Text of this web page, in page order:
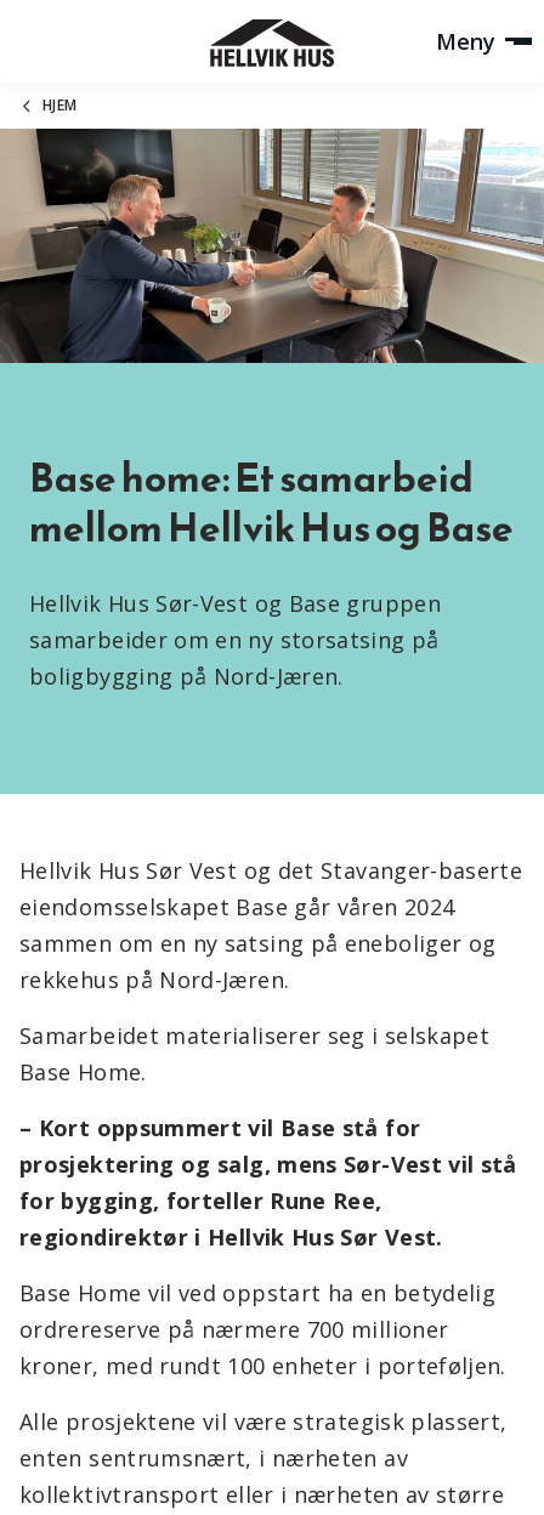
Meny
HJEM
Base home: Et samarbeid
mellom Hellvik Hus og Base
Hellvik Hus Sør-Vest og Base gruppen
samarbeider om en ny storsatsing på
boligbygging på Nord-Jæren.
Hellvik Hus Sør Vest og det Stavanger-baserte
eiendomsselskapet Base går våren 2024
sammen om en ny satsing på eneboliger og
rekkehus på Nord-Jæren.
Samarbeidet materialiserer seg i selskapet
Base Home.
– Kort oppsummert vil Base stå for
prosjektering og salg, mens Sør-Vest vil stå
for bygging, forteller Rune Ree,
regiondirektør i Hellvik Hus Sør Vest.
Base Home vil ved oppstart ha en betydelig
ordrereserve på nærmere 700 millioner
kroner, med rundt 100 enheter i porteføljen.
Alle prosjektene vil være strategisk plassert,
enten sentrumsnært, i nærheten av
kollektivtransport eller i nærheten av større